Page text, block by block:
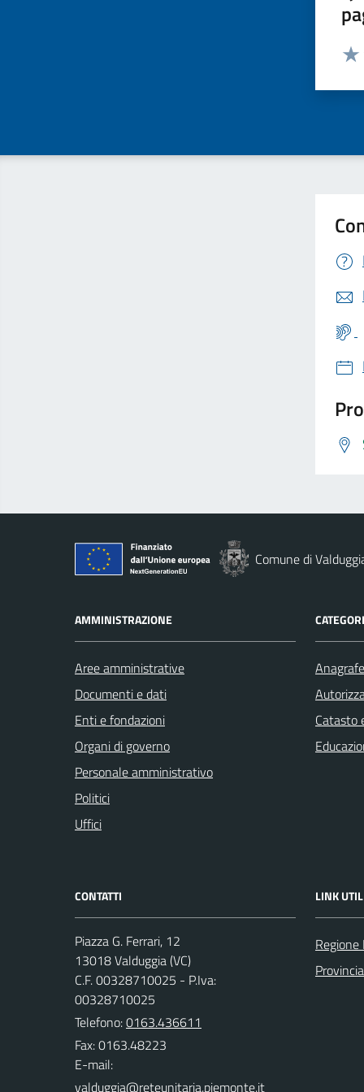
Comune di
AMMINISTRAZIONE
Aree amministrative
Documenti e dati
Enti e fondazioni
Organi di governo
Personale amministrativo
Politici
Uffici
Catasto
CONTATTI
Piazza G. Ferrari, 12
13018 Valduggia (VC)
C.F. 00328710025 - P.Iva:
00328710025
Telefono:0163.436611
Fax: 0163.48223
E-mail:
LINK